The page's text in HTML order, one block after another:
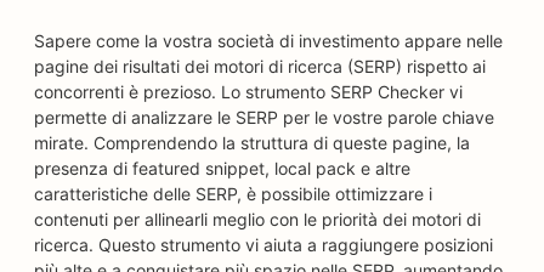
Sapere come la vostra società di investimento appare nelle
pagine dei risultati dei motori di ricerca (SERP) rispetto ai
concorrenti è prezioso. Lo strumento SERP Checker vi
permette di analizzare le SERP per le vostre parole chiave
mirate. Comprendendo la struttura di queste pagine, la
presenza di featured snippet, local pack e altre
caratteristiche delle SERP, è possibile ottimizzare i
contenuti per allinearli meglio con le priorità dei motori di
ricerca. Questo strumento vi aiuta a raggiungere posizioni